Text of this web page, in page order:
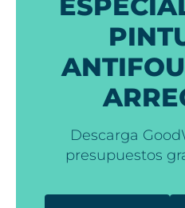
Descarga
presupuestos